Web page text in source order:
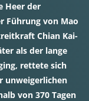
Heer der
Führung von Mao
Chian Kai-
als der lange
rettete sich
unweigerlichen
von 370 Tagen